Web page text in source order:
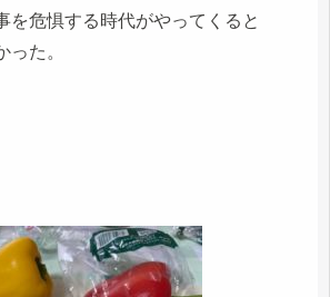
を危惧する時代がやってくると
った。